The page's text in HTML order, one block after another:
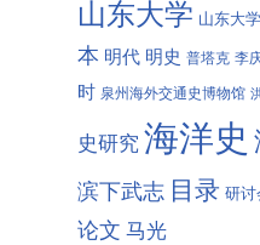
山东大学 山东大
本 明代 明史 普塔克 李
时 泉州海外交通史博物馆
史研究 海洋史
滨下武志 目录 研讨
论文 马光